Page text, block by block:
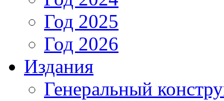
Год 2025
Год 2026
Издания
Генеральный